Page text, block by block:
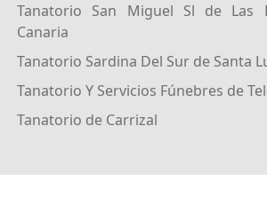
Tanatorio San Miguel Sl de Las
Canaria
Tanatorio Sardina Del Sur de Santa
Tanatorio Y Servicios Fúnebres de
Tanatorio de Carrizal